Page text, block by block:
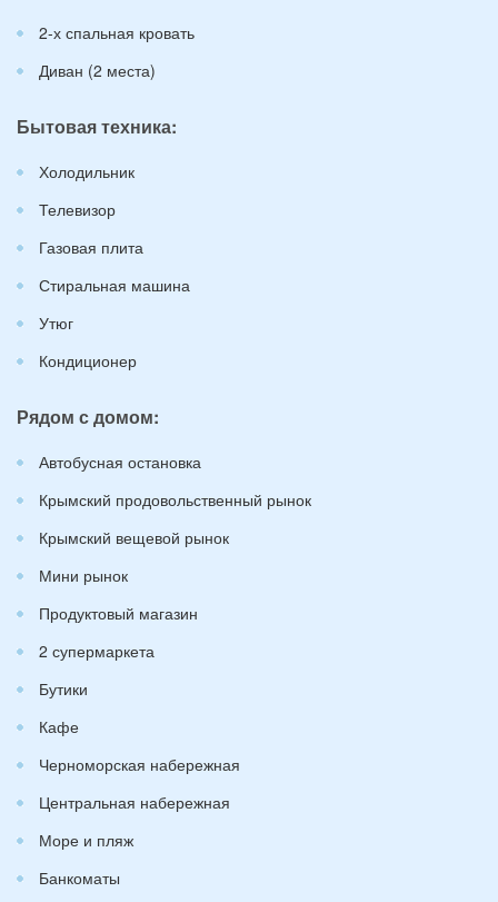
2-х спальная кровать
Диван (2 места)
Бытовая техника:
Холодильник
Телевизор
Газовая плита
Стиральная машина
Утюг
Кондиционер
Рядом с домом:
Автобусная остановка
Крымский продовольственный рынок
Крымский вещевой рынок
Мини рынок
Продуктовый магазин
2 супермаркета
Бутики
Кафе
Черноморская набережная
Центральная набережная
Море и пляж
Банкоматы